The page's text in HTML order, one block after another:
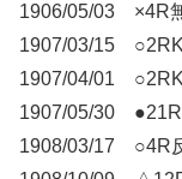
1906/05/03 ×4R
1907/03/15
1907/04/01
1907/05/30
1908/03/17 ○4R